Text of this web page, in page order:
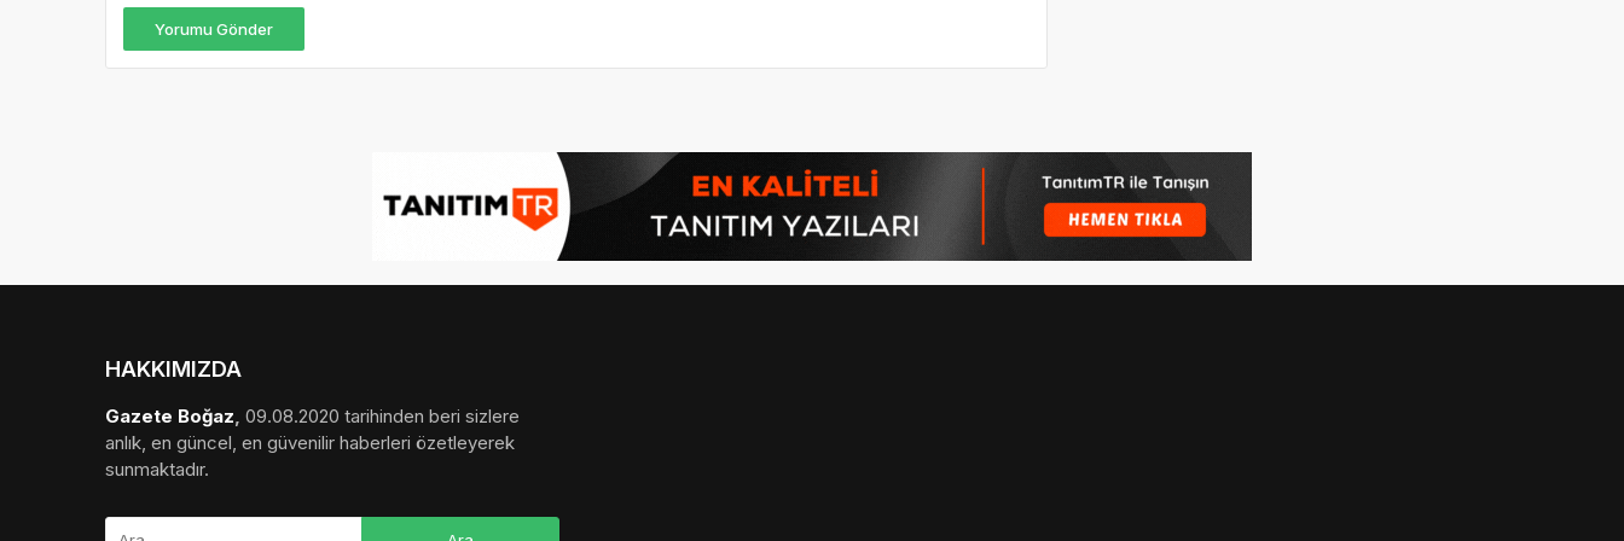
Yorumu Gönder
HAKKIMIZDA
Gazete Boğaz, 09.08.2020 tarihinden beri sizlere
anlık, en güncel, en güvenilir haberleri özetleyerek
sunmaktadır.